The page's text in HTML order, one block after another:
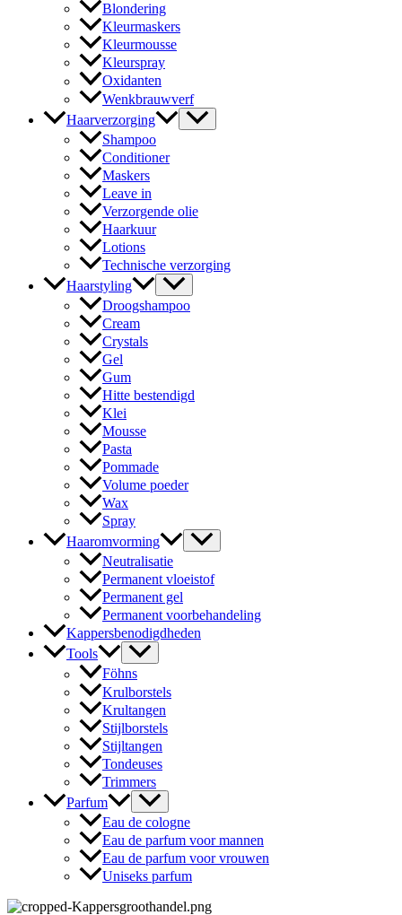
Blondering
Kleurmaskers
Kleurmousse
Kleurspray
Oxidanten
Wenkbrauwverf
Haarverzorging
Shampoo
Conditioner
Maskers
Leave in
Verzorgende olie
Haarkuur
Lotions
Technische verzorging
Haarstyling
Droogshampoo
Cream
Crystals
Gel
Gum
Hitte bestendigd
Klei
Mousse
Pasta
Pommade
Volume poeder
Wax
Spray
Haaromvorming
Neutralisatie
Permanent vloeistof
Permanent gel
Permanent voorbehandeling
Kappersbenodigdheden
Tools
Föhns
Krulborstels
Krultangen
Stijlborstels
Stijltangen
Tondeuses
Trimmers
Parfum
Eau de cologne
Eau de parfum voor mannen
Eau de parfum voor vrouwen
Uniseks parfum